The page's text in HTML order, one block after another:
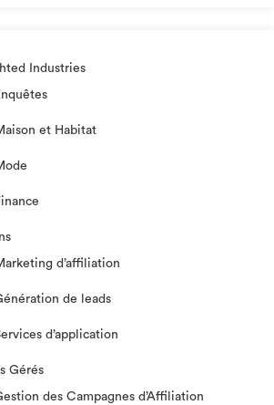
Industries
et Habitat
d’affiliation
de leads
d’application
Gérés
des Campagnes d’Affiliation​